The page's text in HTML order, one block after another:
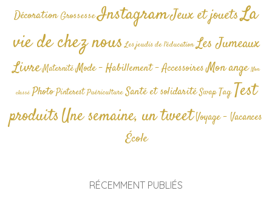
Décoration GrossesseInstagramJeux et jouetsLa
vie de chez nous Les jeudis de l'éducation Les Jumeaux
Livre Maternité Mode - Habillement - AccessoiresMon ange Non
classé Photo Pinterest Puériculture Santé et solidarité Swap TagTest
produitsUne semaine, un tweetVoyage - Vacances
École
RÉCEMMENT PUBLIÉS